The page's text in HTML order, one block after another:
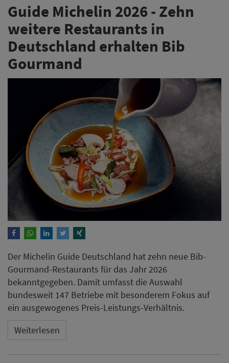
Guide Michelin 2026 - Zehn
weitere Restaurants in
Deutschland erhalten Bib
Gourmand
Der Michelin Guide Deutschland hat zehn neue Bib-
Gourmand-Restaurants für das Jahr 2026
bekanntgegeben. Damit umfasst die Auswahl
bundesweit 147 Betriebe mit besonderem Fokus auf
ein ausgewogenes Preis-Leistungs-Verhältnis.
Weiterlesen